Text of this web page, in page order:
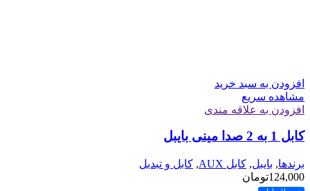
افزودن به سبد خرید
مشاهده سریع
افزودن به علاقه مندی
کابل 1 به 2 صدا مینی بایبل
برندها, بایبل, کابل AUX , کابل و تبدیل
124,000تومان